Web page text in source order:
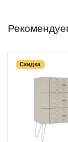
Скидка